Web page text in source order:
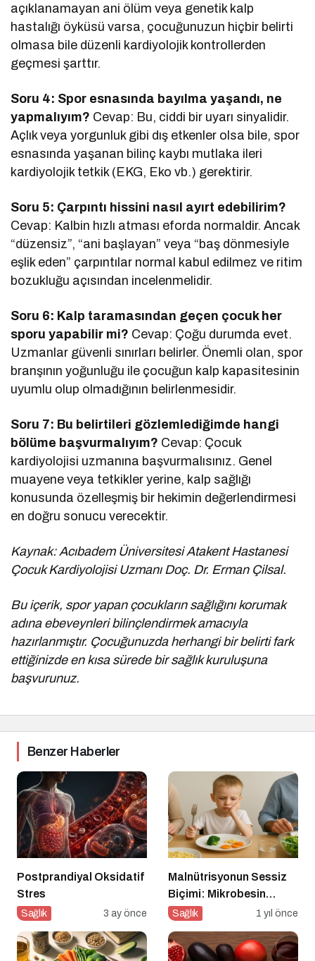
açıklanamayan ani ölüm veya genetik kalp
hastalığı öyküsü varsa, çocuğunuzun hiçbir belirti
olmasa bile düzenli kardiyolojik kontrollerden
geçmesi şarttır.
Soru 4: Spor esnasında bayılma yaşandı, ne
yapmalıyım? Cevap: Bu, ciddi bir uyarı sinyalidir.
Açlık veya yorgunluk gibi dış etkenler olsa bile, spor
esnasında yaşanan bilinç kaybı mutlaka ileri
kardiyolojik tetkik (EKG, Eko vb.) gerektirir.
Soru 5: Çarpıntı hissini nasıl ayırt edebilirim?
Cevap: Kalbin hızlı atması eforda normaldir. Ancak
“düzensiz”, “ani başlayan” veya “baş dönmesiyle
eşlik eden” çarpıntılar normal kabul edilmez ve ritim
bozukluğu açısından incelenmelidir.
Soru 6: Kalp taramasından geçen çocuk her
sporu yapabilir mi? Cevap: Çoğu durumda evet.
Uzmanlar güvenli sınırları belirler. Önemli olan, spor
branşının yoğunluğu ile çocuğun kalp kapasitesinin
uyumlu olup olmadığının belirlenmesidir.
Soru 7: Bu belirtileri gözlemlediğimde hangi
bölüme başvurmalıyım? Cevap: Çocuk
kardiyolojisi uzmanına başvurmalısınız. Genel
muayene veya tetkikler yerine, kalp sağlığı
konusunda özelleşmiş bir hekimin değerlendirmesi
en doğru sonucu verecektir.
Kaynak: Acıbadem Üniversitesi Atakent Hastanesi
Çocuk Kardiyolojisi Uzmanı Doç. Dr. Erman Çilsal.
Bu içerik, spor yapan çocukların sağlığını korumak
adına ebeveynleri bilinçlendirmek amacıyla
hazırlanmıştır. Çocuğunuzda herhangi bir belirti fark
ettiğinizde en kısa sürede bir sağlık kuruluşuna
başvurunuz.
Benzer Haberler
Postprandiyal Oksidatif
Stres
Sağlık 3 ay önce
Malnütrisyonun Sessiz
Biçimi: Mikrobesin
Eksikliklerinin
Etkisi
Sağlık 1 yıl önce